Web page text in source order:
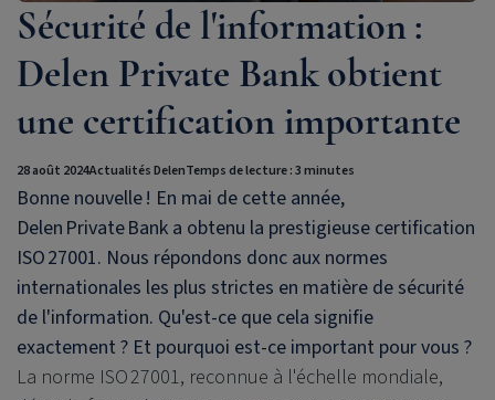
Sécurité de l'information :
Delen Private Bankobtient
une certification importante
28 août 2024Actualités DelenTemps de lecture : 3 minutes
Bonne nouvelle ! En mai de cette année,
Delen Private Bank a obtenu la prestigieuse certification
ISO 27001. Nous répondons donc aux normes
internationales les plus strictes en matière de sécurité
de l'information. Qu'est-ce que cela signifie
exactement ? Et pourquoi est-ce important pour vous ?
La norme ISO 27001, reconnue à l'échelle mondiale,